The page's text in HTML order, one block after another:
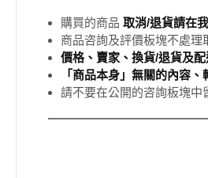
購買的商品 取消/退貨請在
商品咨詢及評價板塊不處理
價格、賣家、換貨/退貨及
「商品本身」無關的內容
請不要在公開的咨詢板塊中